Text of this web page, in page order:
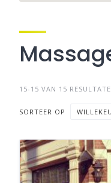
15-15 VAN 15
SORTEER OP